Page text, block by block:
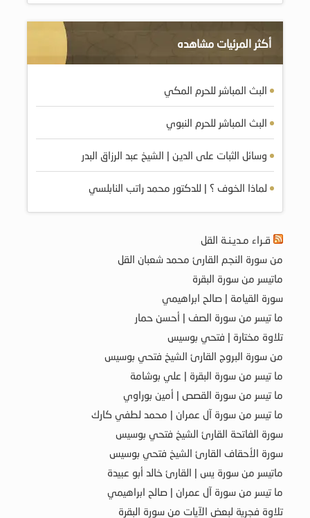
أكثر المرئيات مشاهده
البث المباشر للحرم المكي
البث المباشر للحرم النبوي
وسائل الثبات على الدين | الشيخ عبد الرزاق البدر
لماذا الخوف ؟ | للدكتور محمد راتب النابلسي
قـراء مـديـنـة القل
من سورة النجم القارئ محمد شعبان القل
ماتيسر من سورة البقرة
سورة القيامة | صالح ابراهيمي
ما تيسر من سورة الصف | أحسن حمار
تلاوة مختارة | فتحي بوسيس
من سورة البروج القارئ الشيخ فتحي بوسيس
ما تيسر من سورة البقرة | علي بوشامة
ما تيسر من سورة القصص | أمين بوراوي
ما تيسر من سورة آل عمران | محمد لطفي كارك
سورة الفاتحة القارئ الشيخ فتحي بوسيس
سورة الأحقاف القارئ الشيخ فتحي بوسيس
ماتيسر من سورة يس | القارئ خالد أبو عبيدة
ما تيسر من سورة آل عمران | صالح ابراهيمي
تلاوة فجرية لبعض الآيات من سورة البقرة